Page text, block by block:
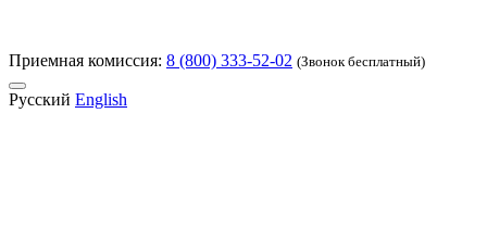
Приемная комиссия: 8 (800) 333-52-02 (Звонок бесплатный)
Русский English